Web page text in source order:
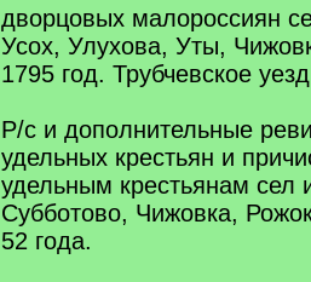
дворцовых малороссиян
Усох, Улухова, Уты,
1795 год. Трубчевское
Р/с и дополнительные
удельных крестьян и
удельным крестьянам сел
Субботово, Чижовка,
52 года.